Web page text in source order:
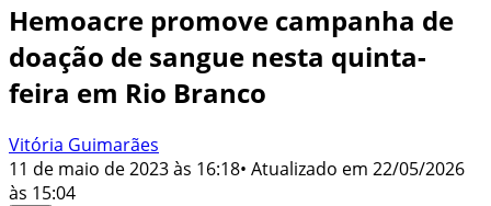
Hemoacre promove campanha de
doação de sangue nesta quinta-
feira em Rio Branco
Vitória Guimarães
11 de maio de 2023 às 16:18• Atualizado em 22/05/2026
às 15:04